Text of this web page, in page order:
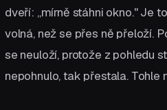
dveří: „mírně stáhni okno." Je
volná, než se přes ně přeloží.
se neuloží, protože z pohledu
nepohnulo, tak přestala. Tohle